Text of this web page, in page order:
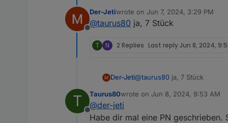
Sind noch welche
Offline
Der-Jetiwrote on Jun 7, 2024, 3:29 PM
last edited by
@taurus80 ja, 7 Stück
T N 2 Replies Last replyJun 8, 2024,
Der-Jeti@taurus80 ja, 7 Stück
T
Offline
Taurus80wrote on Jun 8, 2024, 9:53 AM
last edited by
@der-jeti
Habe dir mal eine PN